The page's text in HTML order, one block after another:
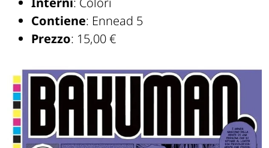
Contiene: Ennead 5
Prezzo: 15,00 €